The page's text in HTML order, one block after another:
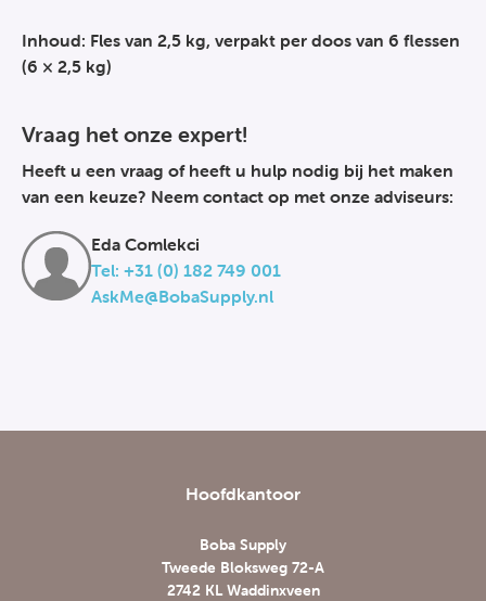
Inhoud: Fles van 2,5 kg, verpakt per doos van 6 flessen
(6 × 2,5 kg)
Vraag het onze expert!
Heeft u een vraag of heeft u hulp nodig bij het maken
van een keuze? Neem contact op met onze adviseurs:
Eda Comlekci
Tel: +31 (0) 182 749 001
AskMe@BobaSupply.nl
Hoofdkantoor
Boba Supply
Tweede Bloksweg 72-A
2742 KL Waddinxveen